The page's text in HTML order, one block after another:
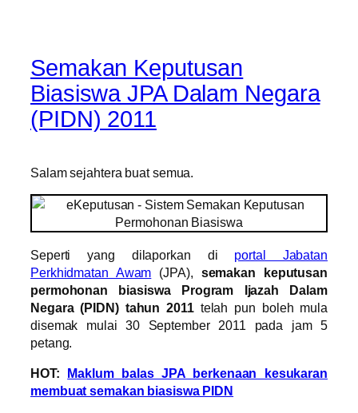
Semakan Keputusan
Biasiswa JPA Dalam Negara
(PIDN) 2011
Salam sejahtera buat semua.
Seperti yang dilaporkan di portal Jabatan
Perkhidmatan Awam (JPA), semakan keputusan
permohonan biasiswa Program Ijazah Dalam
Negara (PIDN) tahun 2011
telah pun boleh mula
disemak mulai 30 September 2011 pada jam 5
petang.
HOT: Maklum balas JPA berkenaan kesukaran
membuat semakan biasiswa PIDN